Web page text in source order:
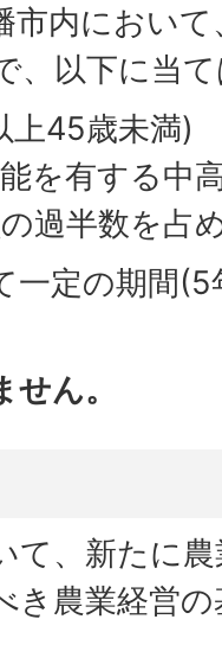
市内におい
、以下に当
上45歳未満)
を有する中
過半数を占
一定の期間
ん。
て、新たに
き農業経営